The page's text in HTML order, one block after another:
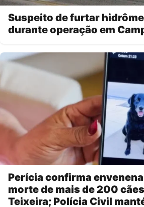
Suspeito de furtar
durante operação em
Perícia confirma
morte de mais de 200
Teixeira; Polícia Civil